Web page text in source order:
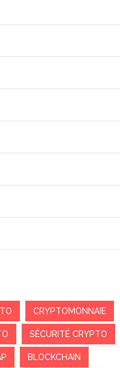
CRYPTOMONNAIE
SÉCURITÉ CRYPTO
BLOCKCHAIN